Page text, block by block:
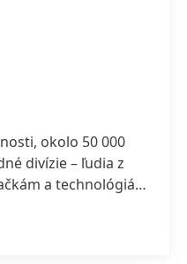
okolo 50 000
divízie – ľudia z
a technológiám